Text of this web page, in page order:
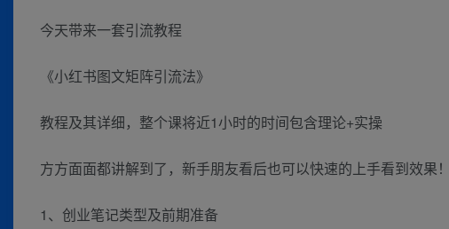
今天带来一套引流教程
《小红书图文矩阵引流法》
教程及其详细，整个课将近1小时的时间包含理论+实操
方方面面都讲解到了，新手朋友看后也可以快速的上手看到效果！
1、创业笔记类型及前期准备